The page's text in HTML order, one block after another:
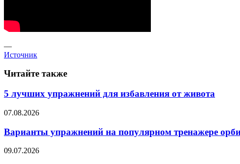
—
Источник
Читайте также
5 лучших упражнений для избавления от живота
07.08.2026
Варианты упражнений на популярном тренажере
09.07.2026